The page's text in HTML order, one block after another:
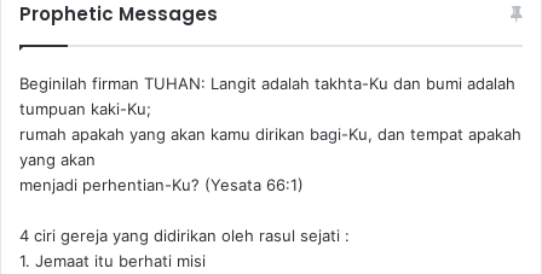
Prophetic Messages
Beginilah firman TUHAN: Langit adalah takhta-Ku dan bumi adalah
tumpuan kaki-Ku;
rumah apakah yang akan kamu dirikan bagi-Ku, dan tempat apakah
yang akan
menjadi perhentian-Ku? (Yesata 66:1) ‪
4 ciri gereja yang didirikan oleh rasul sejati :
1. Jemaat itu berhati misi